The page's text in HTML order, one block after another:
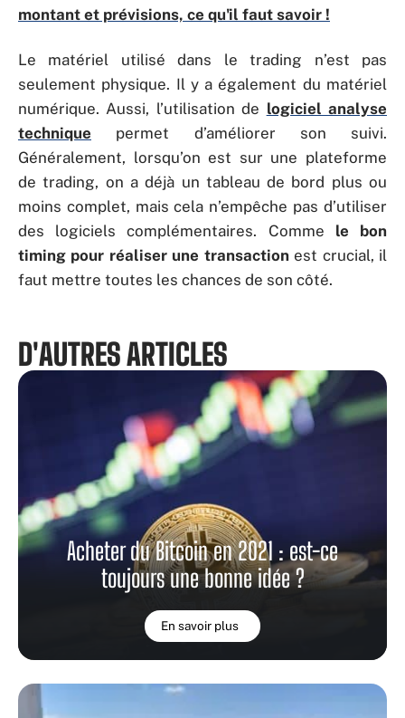
montant et prévisions, ce qu'il faut savoir !
Le matériel utilisé dans le trading n’est pas
seulement physique. Il y a également du matériel
numérique. Aussi, l’utilisation de logiciel analyse
technique permet d’améliorer son suivi.
Généralement, lorsqu’on est sur une plateforme
de trading, on a déjà un tableau de bord plus ou
moins complet, mais cela n’empêche pas d’utiliser
des logiciels complémentaires. Comme le bon
timing pour réaliser une transactionest crucial, il
faut mettre toutes les chances de son côté.
D'AUTRES ARTICLES
Acheter du Bitcoin en 2021 : est-ce
toujours une bonne idée ?
En savoir plus